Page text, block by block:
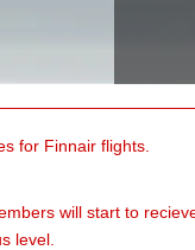
for Finnair flights.
will start to
level.